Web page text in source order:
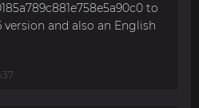
to
and also an English